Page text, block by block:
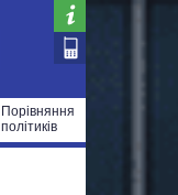
Порівняння
політиків